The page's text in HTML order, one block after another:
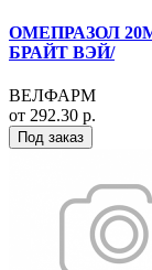
ОМЕПРАЗОЛ
БРАЙТ ВЭЙ/
ВЕЛФАРМ
от 292.30 р.
Под заказ